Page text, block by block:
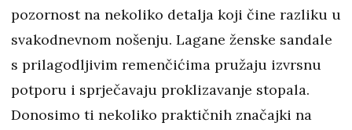
pozornost na nekoliko detalja koji čine razliku u
svakodnevnom nošenju. Lagane ženske sandale
s prilagodljivim remenčićima pružaju izvrsnu
potporu i sprječavaju proklizavanje stopala.
Donosimo ti nekoliko praktičnih značajki na